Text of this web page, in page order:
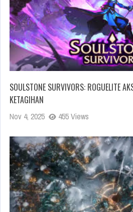
SOULSTONE SURVIVORS: ROGUELITE
KETAGIHAN
Nov 4, 2025 455 Views